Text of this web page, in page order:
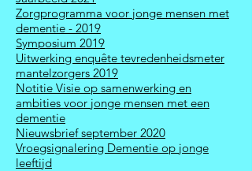
Zorgprogramma voor jonge mensen met
dementie - 2019
Symposium 2019
Uitwerking enquête tevredenheidsmeter
mantelzorgers 2019
Notitie Visie op samenwerking en
ambities voor jonge mensen met een
dementie
Nieuwsbrief september 2020
Vroegsignalering Dementie op jonge
leeftijd